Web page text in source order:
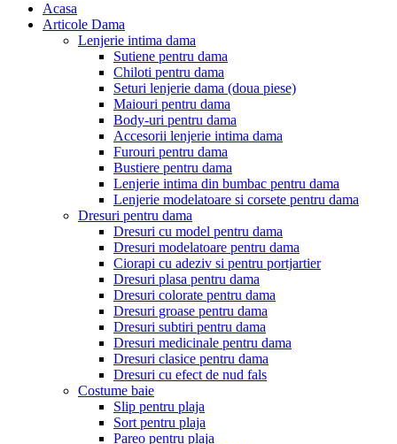
Acasa
Articole Dama
Lenjerie intima dama
Sutiene pentru dama
Chiloti pentru dama
Seturi lenjerie dama (doua piese)
Maiouri pentru dama
Body-uri pentru dama
Accesorii lenjerie intima dama
Furouri pentru dama
Bustiere pentru dama
Lenjerie intima din bumbac pentru dama
Lenjerie modelatoare si corsete pentru dama
Dresuri pentru dama
Dresuri cu model pentru dama
Dresuri modelatoare pentru dama
Ciorapi cu adeziv si pentru portjartier
Dresuri plasa pentru dama
Dresuri colorate pentru dama
Dresuri groase pentru dama
Dresuri subtiri pentru dama
Dresuri medicinale pentru dama
Dresuri clasice pentru dama
Dresuri cu efect de nud fals
Costume baie
Slip pentru plaja
Sort pentru plaja
Pareo pentru plaja